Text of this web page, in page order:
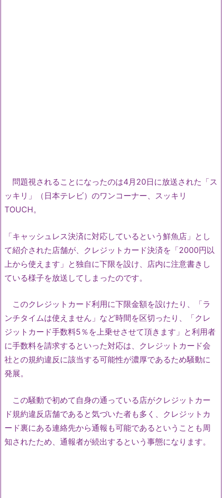
問題視されることになったのは4月20日に放送された「ス
ッキリ」（日本テレビ）のワンコーナー、スッキリ
TOUCH。
「キャッシュレス決済に対応しているという鮮魚店」とし
て紹介された店舗が、クレジットカード決済を「2000円以
上から使えます」と独自に下限を設け、店内に注意書きし
ている様子を放送してしまったのです。
このクレジットカード利用に下限金額を設けたり、「ラ
ンチタイムは使えません」など時間を区切ったり、「クレ
ジットカード手数料5％を上乗せさせて頂きます」と利用者
に手数料を請求するといった対応は、クレジットカード会
社との規約違反に該当する可能性が濃厚であるため騒動に
発展。
この騒動で初めて自身の通っている店がクレジットカー
ド規約違反店舗であると気づいた者も多く、クレジットカ
ード裏にある連絡先から通報も可能であるということも周
知されたため、通報者が続出するという事態になります。